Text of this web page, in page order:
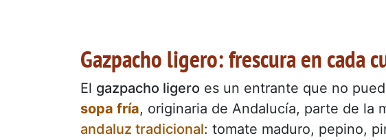
Gazpacho ligero: frescura en cada
El gazpacho ligero es un entrante que no
sopa fría, originaria de Andalucía, parte de la
andaluz tradicional: tomate maduro, pepino,